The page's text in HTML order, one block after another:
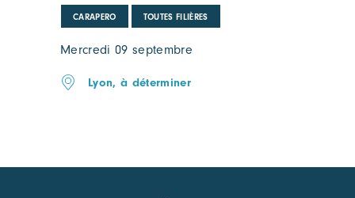
CARAPERO TOUTES FILIÈRES
Mercredi 09 septembre
Lyon, à déterminer